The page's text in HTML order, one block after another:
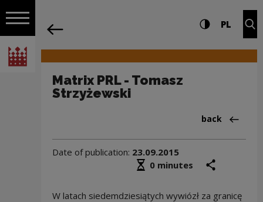
Open navigation
National Centre for Culture Poland
Navigation Settings and search
High contrast
PL
Matrix PRL - Tomasz
Strzyżewski
Back to:Filmy
back
Date of publication: 23.09.2015
Średni czas czytania
0 minutes
W latach siedemdziesiątych wywiózł za granicę